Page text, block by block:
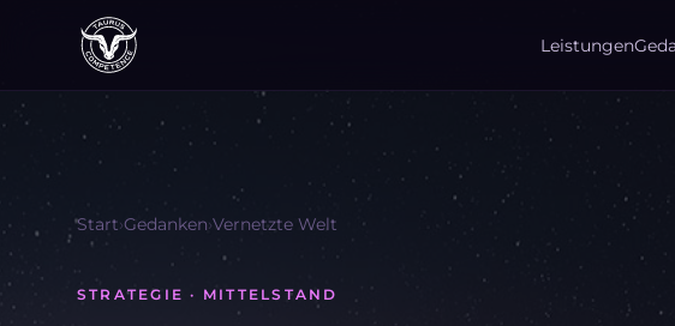
Leistungen
Start›Gedanken›Vernetzte Welt
STRATEGIE · MITTELSTAND